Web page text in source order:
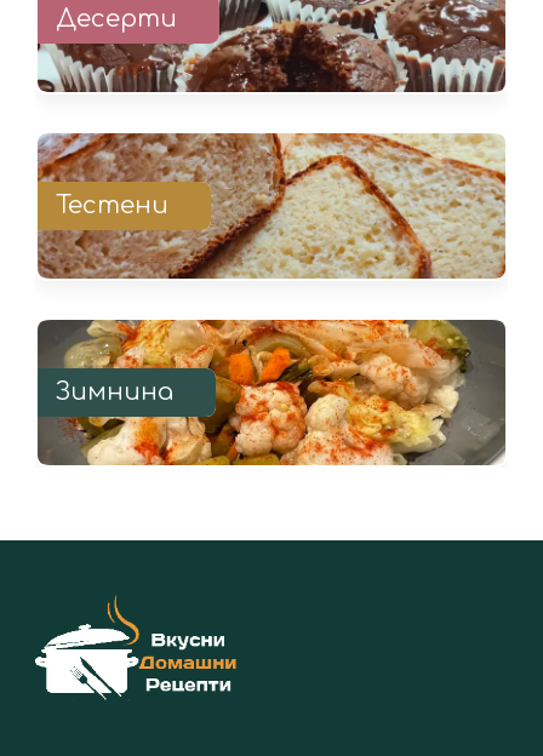
Десерти
Тестени
Зимнина